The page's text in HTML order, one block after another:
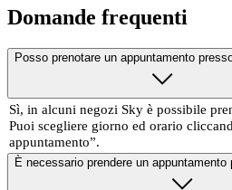
Domande frequenti
Posso prenotare un appuntamento
Sì, in alcuni negozi Sky è possibile
Puoi scegliere giorno ed orario
appuntamento”.
È necessario prendere un appuntamento